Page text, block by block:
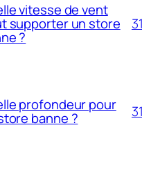
vitesse de vent
supporter un store
?
profondeur pour
banne ?